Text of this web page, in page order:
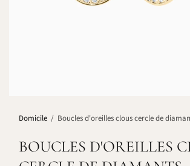
Domicile / Boucles d'oreilles clous cercle de
BOUCLES D'OREILLES